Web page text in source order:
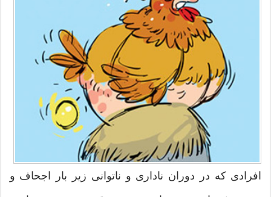
افرادی که در دوران ناداری و ناتوانی زیر بار اجحاف و